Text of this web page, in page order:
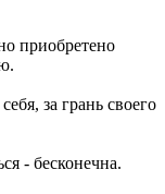
приобретено
за грань своего
- бесконечна.